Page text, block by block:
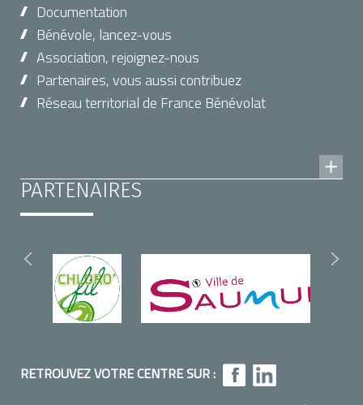
Documentation
Bénévole, lancez-vous
Association, rejoignez-nous
Partenaires, vous aussi contribuez
Réseau territorial de France Bénévolat
PARTENAIRES
RETROUVEZ VOTRE CENTRE SUR :